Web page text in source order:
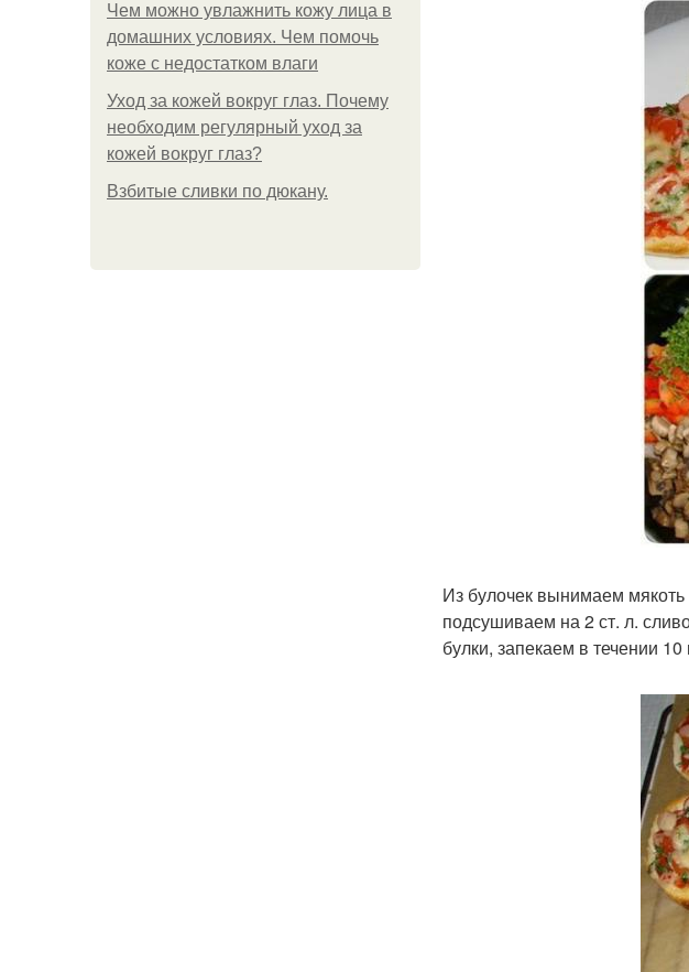
Чем можно увлажнить кожу лица в
домашних условиях. Чем помочь
коже с недостатком влаги
Уход за кожей вокруг глаз. Почему
необходим регулярный уход за
кожей вокруг глаз?
Взбитые сливки по дюкану.
Из булочек вынимаем
подсушиваем на 2 ст. л.
булки, запекаем в течении